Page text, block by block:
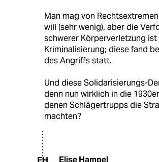
Man mag von
will (sehr wenig), aber die
schwerer Körperverletzung ist
Kriminalisierung; diese fand
des Angriffs statt.
Und diese Solidarisierungs-
denn nun wirklich in die
denen Schlägertrupps die
machten?
Elise Hampel